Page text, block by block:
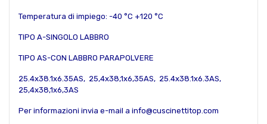
Temperatura di impiego: -40 °C +120 °C
TIPO A-SINGOLO LABBRO
TIPO AS-CON LABBRO PARAPOLVERE
25.4x38.1x6.35AS, 25,4x38,1x6,35AS, 25.4x38.1x6.3AS,
25,4x38,1x6,3AS
Per informazioni invia e-mail a info@cuscinettitop.com